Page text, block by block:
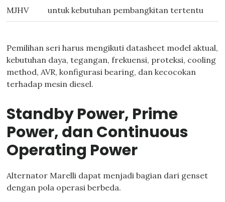
MJHV
untuk kebutuhan pembangkitan tertentu
Pemilihan seri harus mengikuti datasheet model aktual,
kebutuhan daya, tegangan, frekuensi, proteksi, cooling
method, AVR, konfigurasi bearing, dan kecocokan
terhadap mesin diesel.
Standby Power, Prime
Power, dan Continuous
Operating Power
Alternator Marelli dapat menjadi bagian dari genset
dengan pola operasi berbeda.